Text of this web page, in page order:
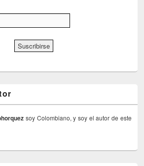
soy Colombiano, y soy el autor de este